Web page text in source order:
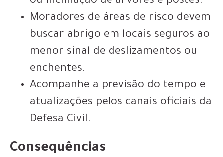
Moradores de áreas de risco devem
buscar abrigo em locais seguros ao
menor sinal de deslizamentos ou
enchentes.
Acompanhe a previsão do tempo e
atualizações pelos canais oficiais da
Defesa Civil.
Consequências